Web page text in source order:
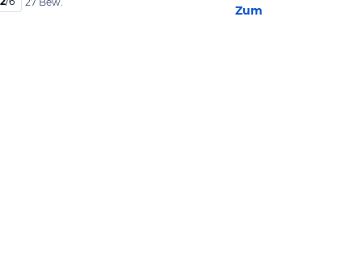
Zum Hotel